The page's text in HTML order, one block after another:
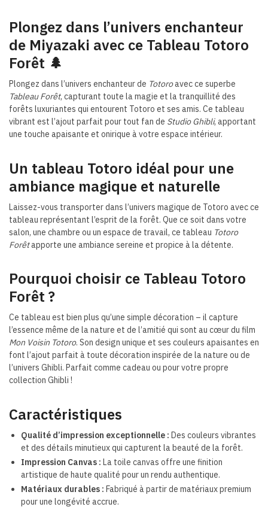
Plongez dans l’univers enchanteur
de Miyazaki avec ce Tableau Totoro
Forêt 🌲
Plongez dans l’univers enchanteur de Totoroavec ce superbe
Tableau Forêt, capturant toute la magie et la tranquillité des
forêts luxuriantes qui entourent Totoro et ses amis. Ce tableau
vibrant est l’ajout parfait pour tout fan de Studio Ghibli, apportant
une touche apaisante et onirique à votre espace intérieur.
Un tableau Totoro idéal pour une
ambiance magique et naturelle
Laissez-vous transporter dans l’univers magique de Totoro avec ce
tableau représentant l’esprit de la forêt. Que ce soit dans votre
salon, une chambre ou un espace de travail, ce tableau Totoro
Forêtapporte une ambiance sereine et propice à la détente.
Pourquoi choisir ce Tableau Totoro
Forêt ?
Ce tableau est bien plus qu’une simple décoration – il capture
l’essence même de la nature et de l’amitié qui sont au cœur du film
Mon Voisin Totoro. Son design unique et ses couleurs apaisantes en
font l’ajout parfait à toute décoration inspirée de la nature ou de
l’univers Ghibli. Parfait comme cadeau ou pour votre propre
collection Ghibli !
Caractéristiques
Qualité d’impression exceptionnelle : Des couleurs vibrantes
et des détails minutieux qui capturent la beauté de la forêt.
Impression Canvas : La toile canvas offre une finition
artistique de haute qualité pour un rendu authentique.
Matériaux durables : Fabriqué à partir de matériaux premium
pour une longévité accrue.